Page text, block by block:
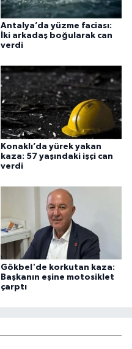
Antalya’da yüzme faciası:
İki arkadaş boğularak can
verdi
Konaklı’da yürek yakan
kaza: 57 yaşındaki işçi can
verdi
Gökbel'de korkutan kaza:
Başkanın eşine motosiklet
çarptı